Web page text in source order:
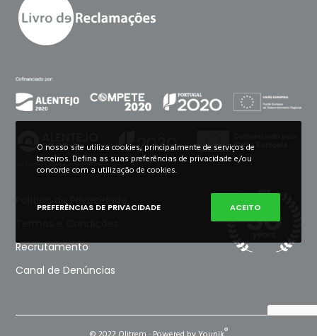
Política de Privacidade
Recrutamento
Canal de Denúncias
®
O nosso site utiliza cookies, principalmente de serviços de
terceiros. Defina as suas preferências de privacidade e/ou
concorde com a utilização de cookies.
PREFERÊNCIAS DE PRIVACIDADE ACEITO